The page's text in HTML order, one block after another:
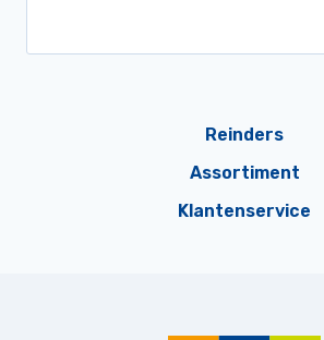
Reinders
Assortiment
Klantenservice